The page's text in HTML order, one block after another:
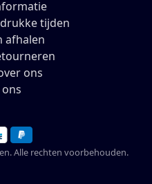
tijden
afhalen
ons
Alle rechten voorbehouden.